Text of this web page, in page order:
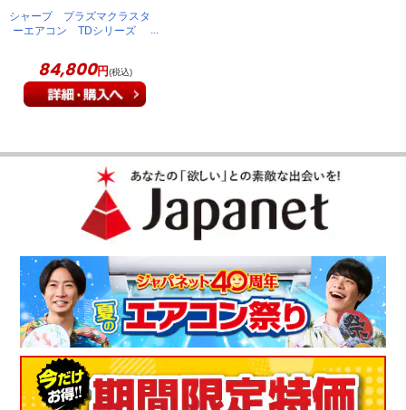
シャープ プラズマクラスタ
ーエアコン TDシリーズ
U22TD
84,800円(税込)